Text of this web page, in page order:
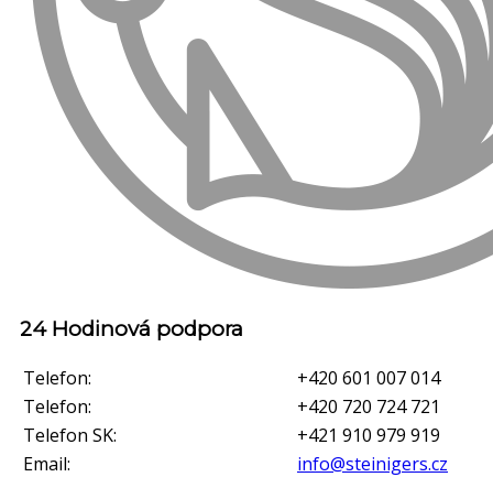
24 Hodinová podpora
Telefon:
+420 601 007 014
Telefon:
+420 720 724 721
Telefon SK:
+421 910 979 919
Email:
info@steinigers.cz